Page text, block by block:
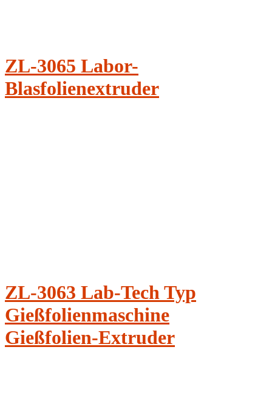
ZL-3065 Labor-
Blasfolienextruder
ZL-3063 Lab-Tech Typ
Gießfolienmaschine
Gießfolien-Extruder